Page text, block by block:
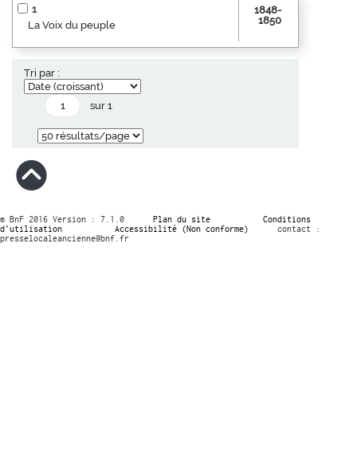
1
La Voix du peuple
1848-
1850
Tri par :
sur 1
© BnF 2016 Version : 7.1.0 Plan du site
Conditions
d’utilisation
Accessibilité (Non conforme)
contact :
presselocaleancienne@bnf.fr